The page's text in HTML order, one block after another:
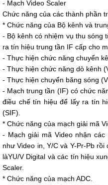
- Mạch Video Scaler
Chức năng của các thành phần
* Chức năng của Bộ kênh và
- Bộ kênh có nhiệm vụ thu sóng
ra tín hiệu trung tần IF cấp cho
- Thực hiện chức năng chuyển
- Thực hiện chức năng dò kênh
- Thực hiện chuyển băng sóng
- Mạch trung tần (IF) có chức
điều chế tín hiệu để lấy ra tín
(SIF).
* Chức năng của mạch giải mã
- Mạch giải mã Video nhận
như Video in, Y/C và Y-Pr-Pb
làYU/V Digital và các tín hiệu
Scaler.
* Chức năng của mạch ADC.